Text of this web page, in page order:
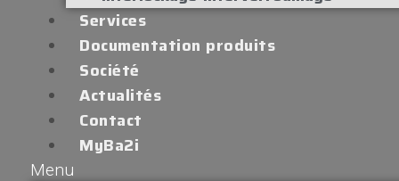
Services
Documentation produits
Société
Actualités
Contact
MyBa2i
Menu